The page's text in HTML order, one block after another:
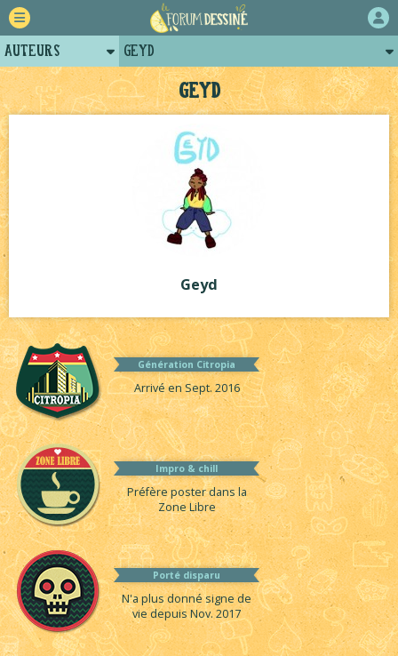
Geyd
Geyd
Génération Citropia
Arrivé en Sept. 2016
Impro & chill
Préfère poster dans la
Zone Libre
Porté disparu
N'a plus donné signe de
vie depuis Nov. 2017
Auteurs
Retour
Forum
Projets
Tutoriels
Geyd
Posts de geyd
Projets collectifs de geyd